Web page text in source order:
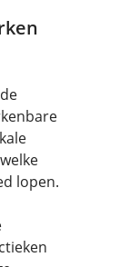
lopen.